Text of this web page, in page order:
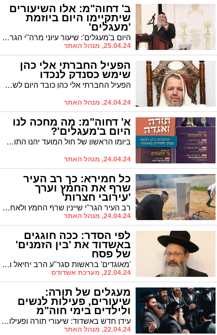
ב' דחוה"מ: אלו השיעורים
שיתקיימו היום ביוזמת
'מעגלים'
היום ב'מעגלים': שיעור עיוני מרה"י הגר"ש אלתר שליט"א ב'נפש החיים', 'שיעורין של תורה' בבעלזא, ועוד | ומה מחכה לנשים?
25.04.24, מנהל האתר
הפעיל החברתי אלי כהן
שימש כסנדק לנכדו
הפעיל החברתי אלי כהן כובד היום לשמש כסנדק לנכדו, בן חתנו הרב נהוראי שמחי
24.04.24, מנהל האתר
א' דחוה"מ: מה מחכה לנו
היום ב'מעגלים'?
ביומו הראשון של חול המועד יהנו התושבים משורה של שיעורים, לצד תוכנית אמנותית לנשים. כל הפרטים על ארועי היום מבית 'מעגלים'
24.04.24, מנהל האתר
כל חמירא: כך רב העיר
שרף את החמץ וערך
'עירובי חצרות'
רב העיר הגר"י שיינין שרף החמץ ולאחר מכן ערך 'עירובי חצרות'
24.04.24, מנהל האתר
לפי הסדר: ככה חוגגים
באשדוד את 'בין הזמנים'
של פסח
'מאוגדים' בראשות סגר"ע הרב יחיאל וינגרטן יוצא לבין הזמנים יחד עם אגף החינוך החרדי בראשות הרב שמואל שוק וישיבת בני מרדכי בראשות הרב עזרא שור, ומציג את הקונספט שהפך מודל לחיקוי עבור ערים רבות
22.04.24, מערכת אשדודס
מעגלים של תורה:
שיעורים, פעילות לנשים
ולילדים בימי חוה"מ
עידן חדש באשדוד: שיעורי תורה ופעילויות לגברים, נשים וילדים שיתקיימו בימי חול המועד, כאשר לראשונה הפעילות תתקיים בכל בתי הכנסיות ויהנו ממנה כל החוגים. נציגי 'אשדוד התורנית': "הבטחנו וקיימנו, אבל זו רק ההתחלה"
22.04.24, מנהל האתר